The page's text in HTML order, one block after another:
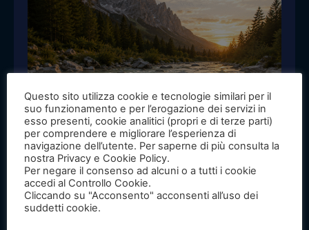
NEWS
Certificazione Acquacoltura Sostenibile:
prepararsi oggi per cogliere le
opportunità di domani
Questo sito utilizza cookie e tecnologie similari per il
suo funzionamento e per l’erogazione dei servizi in
esso presenti, cookie analitici (propri e di terze parti)
per comprendere e migliorare l’esperienza di
navigazione dell’utente. Per saperne di più consulta la
nostra Privacy e Cookie Policy.
Per negare il consenso ad alcuni o a tutti i cookie
accedi al Controllo Cookie.
Cliccando su "Acconsento" acconsenti all’uso dei
suddetti cookie.